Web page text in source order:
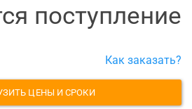
поступление
Как заказать?
ЦЕНЫ И СРОКИ